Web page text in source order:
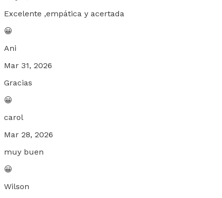
Excelente ,empática y acertada
😀
Ani
Mar 31, 2026
Gracias
😀
carol
Mar 28, 2026
muy buen
😀
Wilson